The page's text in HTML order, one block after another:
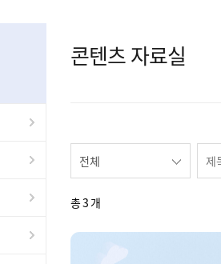
콘텐츠 자료실
총 3 개